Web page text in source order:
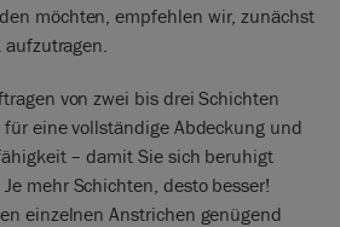
möchten, empfehlen wir, zunächst
aufzutragen.
von zwei bis drei Schichten
eine vollständige Abdeckung und
– damit Sie sich beruhigt
mehr Schichten, desto besser!
einzelnen Anstrichen genügend